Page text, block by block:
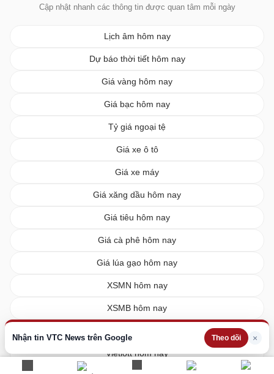
Nhận tin VTC News trên Google Theo dõi ×
Cập nhật nhanh các thông tin được quan tâm mỗi ngày
Lịch âm hôm nay
Dự báo thời tiết hôm nay
Giá vàng hôm nay
Giá bạc hôm nay
Tỷ giá ngoại tệ
Giá xe ô tô
Giá xe máy
Giá xăng dầu hôm nay
Giá tiêu hôm nay
Giá cà phê hôm nay
Giá lúa gạo hôm nay
XSMN hôm nay
XSMB hôm nay
Vietlott hôm nay